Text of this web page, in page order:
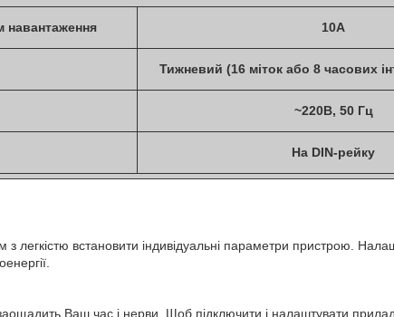
навантаження 10A
Тижневий (16 міток або 8 часових
~220В, 50 Гц
На DIN-рейку
легкістю встановити індивідуальні параметри пристрою.
Ваш час і нерви. Щоб підключити і налаштувати